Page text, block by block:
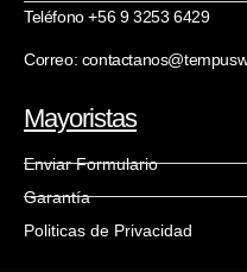
Teléfono +56 9 3253 6429
Correo:
Mayoristas
Enviar Formulario
Garantía
Politicas de Privacidad